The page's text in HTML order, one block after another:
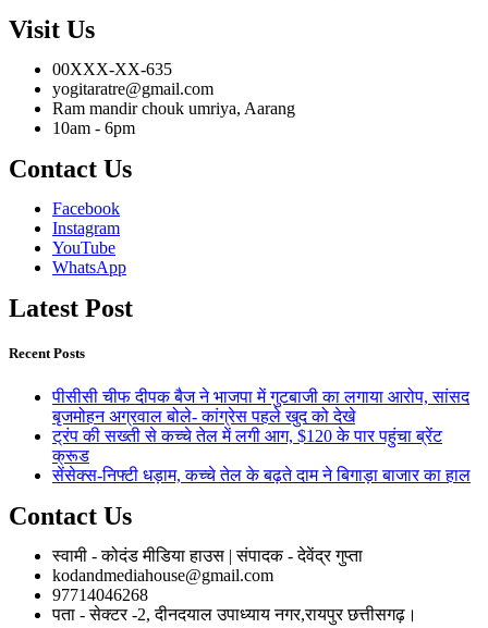
Visit Us
00XXX-XX-635
yogitaratre@gmail.com
Ram mandir chouk umriya, Aarang
10am - 6pm
Contact Us
Facebook
Instagram
YouTube
WhatsApp
Latest Post
Recent Posts
पीसीसी चीफ दीपक बैज ने भाजपा में गुटबाजी का लगाया आरोप, सांसद
बृजमोहन अग्रवाल बोले- कांग्रेस पहले खुद को देखे
ट्रंप की सख्ती से कच्चे तेल में लगी आग, $120 के पार पहुंचा ब्रेंट
क्रूड
सेंसेक्स-निफ्टी धड़ाम, कच्चे तेल के बढ़ते दाम ने बिगाड़ा बाजार का हाल
Contact Us
स्वामी - कोदंड मीडिया हाउस | संपादक - देवेंद्र गुप्ता
kodandmediahouse@gmail.com
97714046268
पता - सेक्टर -2, दीनदयाल उपाध्याय नगर,रायपुर छत्तीसगढ़।